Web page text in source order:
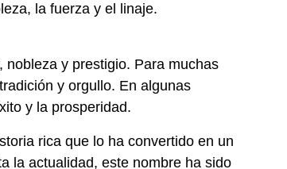
la fuerza y el linaje.
y prestigio. Para muchas
y orgullo. En algunas
y la prosperidad.
rica que lo ha convertido en un
la actualidad, este nombre ha sido